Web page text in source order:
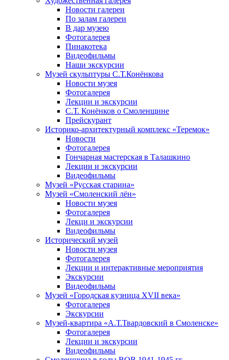
Новости галереи
По залам галереи
В дар музею
Фотогалерея
Пинакотека
Видеофильмы
Наши экскурсии
Музей скульптуры С.Т.Конёнкова
Новости музея
Фотогалерея
Лекции и экскурсии
С.Т. Конёнков о Смоленщине
Прейскурант
Историко-архитектурный комплекс «Теремок»
Новости
Фотогалерея
Гончарная мастерская в Талашкино
Лекции и экскурсии
Видеофильмы
Музей «Русская старина»
Музей «Смоленский лён»
Новости музея
Фотогалерея
Лекци и экскурсии
Видеофильмы
Исторический музей
Новости музея
Фотогалерея
Лекции и интерактивные мероприятия
Экскурсии
Видеофильмы
Музей «Городская кузница XVII века»
Фотогалерея
Экскурсии
Музей-квартира «А.Т.Твардовский в Смоленске»
Фотогалерея
Лекции и экскурсии
Видеофильмы